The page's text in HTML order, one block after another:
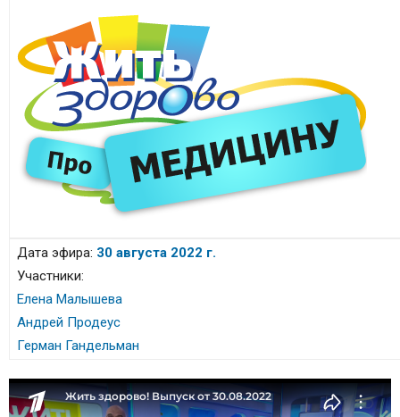
Дата эфира: 30 августа 2022 г.
Участники:
Елена Малышева
Андрей Продеус
Герман Гандельман